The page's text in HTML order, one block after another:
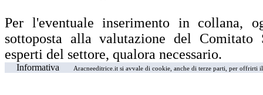
Per l'eventuale inserimento in collana,
sottoposta alla valutazione del
esperti del settore, qualora necessario.
Informativa Aracneeditrice.it si avvale di cookie, anche di terze parti, per